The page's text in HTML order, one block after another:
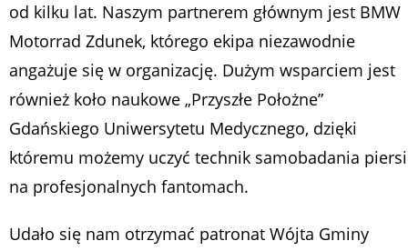
od kilku lat. Naszym partnerem głównym jest BMW
Motorrad Zdunek, którego ekipa niezawodnie
angażuje się w organizację. Dużym wsparciem jest
również koło naukowe „Przyszłe Położne”
Gdańskiego Uniwersytetu Medycznego, dzięki
któremu możemy uczyć technik samobadania piersi
na profesjonalnych fantomach.
Udało się nam otrzymać patronat Wójta Gminy